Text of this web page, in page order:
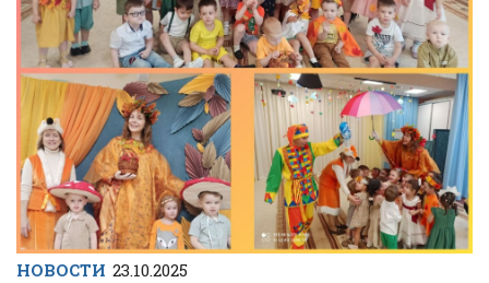
НОВОСТИ 23.10.2025